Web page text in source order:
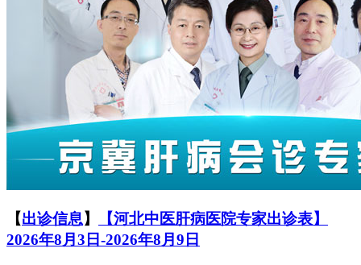
【出诊信息】
【河北中医肝病医院专家出诊表】
2026年8月3日-2026年8月9日